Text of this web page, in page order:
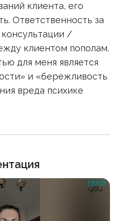
клиента, его
Ответственность за
консультации /
клиентом пополам.
для меня является
и «бережливость
вреда психике